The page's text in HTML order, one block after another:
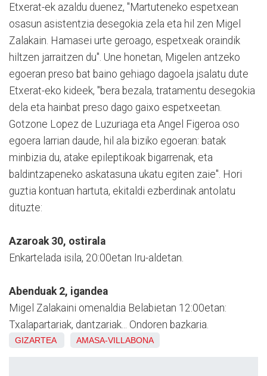
Etxerat-ek azaldu duenez, "Martuteneko espetxean
osasun asistentzia desegokia zela eta hil zen Migel
Zalakain. Hamasei urte geroago, espetxeak oraindik
hiltzen jarraitzen du". Une honetan, Migelen antzeko
egoeran preso bat baino gehiago dagoela jsalatu dute
Etxerat-eko kideek, "bera bezala, tratamentu desegokia
dela eta hainbat preso dago gaixo espetxeetan.
Gotzone Lopez de Luzuriaga eta Angel Figeroa oso
egoera larrian daude, hil ala biziko egoeran: batak
minbizia du, atake epileptikoak bigarrenak, eta
baldintzapeneko askatasuna ukatu egiten zaie". Hori
guztia kontuan hartuta, ekitaldi ezberdinak antolatu
dituzte:
Azaroak 30, ostirala
Enkartelada isila, 20:00etan Iru-aldetan.
Abenduak 2, igandea
Migel Zalakaini omenaldia Belabietan 12:00etan:
Txalapartariak, dantzariak... Ondoren bazkaria.
GIZARTEA AMASA-VILLABONA